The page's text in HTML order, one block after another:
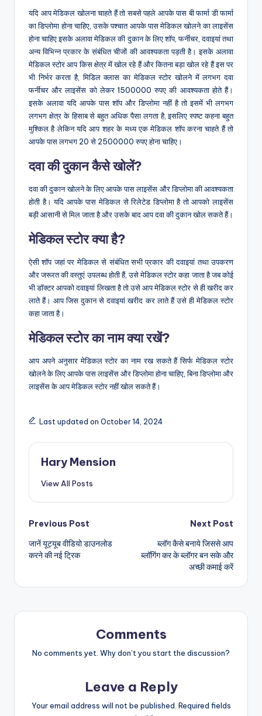
यदि आप मेडिकल खोलना चाहते हैं तो सबसे पहले आपके पास बी फार्मा डी फार्मा
का डिप्लोमा होना चाहिए, उसके पश्चात आपके पास मेडिकल खोलने का लाइसेंस
होना चाहिए इसके अलावा मेडिकल की दुकान के लिए शॉप, फर्नीचर, दवाइयां तथा
अन्य विभिन्न प्रकार के संबंधित चीजों की आवश्यकता पड़ती है। इसके अलावा
मेडिकल स्टोर आप किस क्षेत्र में खोल रहे हैं और कितना बड़ा खोल रहे हैं इस पर
भी निर्भर करता है, मिडिल क्लास का मेडिकल स्टोर खोलने में लगभग दवा
फर्नीचर और लाइसेंस को लेकर 1500000 रुपए की आवश्यकता होते हैं।
इसके अलावा यदि आपके पास शॉप और डिप्लोमा नहीं है तो इसमें भी लगभग
लगभग क्षेत्र के हिसाब से बहुत अधिक पैसा लगता है, इसलिए स्पष्ट कहना बहुत
मुश्किल है लेकिन यदि आप शहर के मध्य एक मेडिकल शॉप करना चाहते हैं तो
आपके पास लगभग 20 से 2500000 रुपए होना चाहिए।
दवा की दुकान कैसे खोलें?
दवा की दुकान खोलने के लिए आपके पास लाइसेंस और डिप्लोमा की आवश्यकता
होती है। यदि आपके पास मेडिकल से रिलेटेड डिप्लोमा है तो आपको लाइसेंस
बड़ी आसानी से मिल जाता है और उसके बाद आप दवा की दुकान खोल सकते हैं।
मेडिकल स्टोर क्या है?
ऐसी शॉप जहां पर मेडिकल से संबंधित सभी प्रकार की दवाइयां तथा उपकरण
और जरूरत की वस्तुएं उपलब्ध होती हैं, उसे मेडिकल स्टोर कहा जाता है जब कोई
भी डॉक्टर आपको दवाइयां लिखता है तो उसे आप मेडिकल स्टोर से ही खरीद कर
लाते हैं। आप जिस दुकान से दवाइयां खरीद कर लाते हैं उसे ही मेडिकल स्टोर
कहा जाता है।
मेडिकल स्टोर का नाम क्या रखें?
आप अपने अनुसार मेडिकल स्टोर का नाम रख सकते हैं सिर्फ मेडिकल स्टोर
खोलने के लिए आपके पास लाइसेंस और डिप्लोमा होना चाहिए, बिना डिप्लोमा और
लाइसेंस के आप मेडिकल स्टोर नहीं खोल सकते हैं।
Last updated on October 14, 2024
Hary Mension
View All Posts
Post
navigation
Previous Post
जानें यूट्यूब वीडियो डाउनलोड
करने की नई ट्रिक
Next Post
ब्लॉग कैसे बनाये जिससे आप
ब्लॉगिंग कर के ब्लॉगर बन सके और
अच्छी कमाई करें
Comments
No comments yet. Why don’t you start the discussion?
Leave a Reply
Your email address will not be published. Required fields